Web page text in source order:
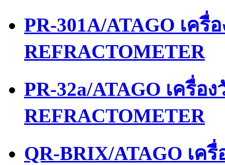
PR-301A/ATAGO เค
REFRACTOMETER
PR-32a/ATAGO เครื่อ
REFRACTOMETER
QR-BRIX/ATAGO เค